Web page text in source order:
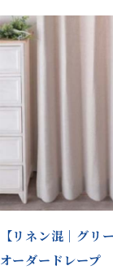
【リネン混｜グリ
オーダードレープ